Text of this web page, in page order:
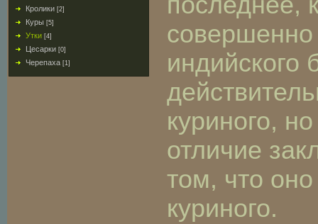
Кролики [2]
Куры [5]
Утки [4]
Цесарки [0]
Черепаха [1]
индийского
куриного,
отличие
том, что
куриного.